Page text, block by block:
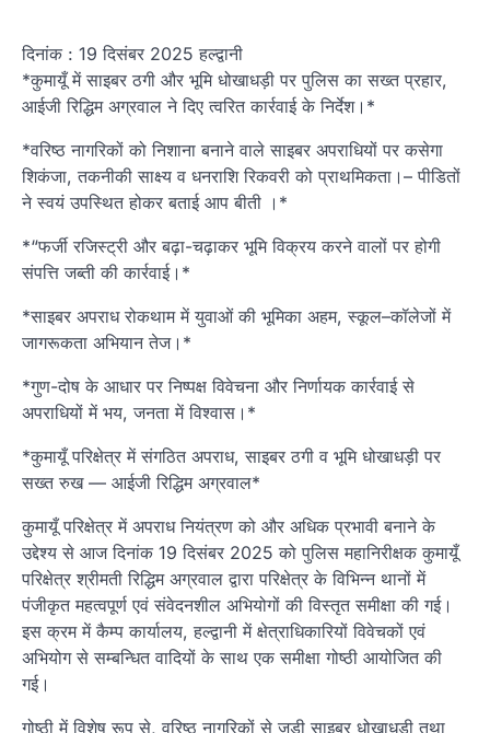
दिनांक : 19 दिसंबर 2025 हल्द्वानी
*कुमायूँ में साइबर ठगी और भूमि धोखाधड़ी पर पुलिस का सख्त प्रहार,
आईजी रिद्धिम अग्रवाल ने दिए त्वरित कार्रवाई के निर्देश।*
*वरिष्ठ नागरिकों को निशाना बनाने वाले साइबर अपराधियों पर कसेगा
शिकंजा, तकनीकी साक्ष्य व धनराशि रिकवरी को प्राथमिकता।– पीडितों
ने स्वयं उपस्थित होकर बताई आप बीती ।*
*“फर्जी रजिस्ट्री और बढ़ा-चढ़ाकर भूमि विक्रय करने वालों पर होगी
संपत्ति जब्ती की कार्रवाई।*
*साइबर अपराध रोकथाम में युवाओं की भूमिका अहम, स्कूल–कॉलेजों में
जागरूकता अभियान तेज।*
*गुण-दोष के आधार पर निष्पक्ष विवेचना और निर्णायक कार्रवाई से
अपराधियों में भय, जनता में विश्वास।*
*कुमायूँ परिक्षेत्र में संगठित अपराध, साइबर ठगी व भूमि धोखाधड़ी पर
सख्त रुख — आईजी रिद्धिम अग्रवाल*
कुमायूँ परिक्षेत्र में अपराध नियंत्रण को और अधिक प्रभावी बनाने के
उद्देश्य से आज दिनांक 19 दिसंबर 2025 को पुलिस महानिरीक्षक कुमायूँ
परिक्षेत्र श्रीमती रिद्धिम अग्रवाल द्वारा परिक्षेत्र के विभिन्न थानों में
पंजीकृत महत्वपूर्ण एवं संवेदनशील अभियोगों की विस्तृत समीक्षा की गई।
इस क्रम में कैम्प कार्यालय, हल्द्वानी में क्षेत्राधिकारियों विवेचकों एवं
अभियोग से सम्बन्धित वादियों के साथ एक समीक्षा गोष्ठी आयोजित की
गई।
गोष्ठी में विशेष रूप से, वरिष्ठ नागरिकों से जुड़ी साइबर धोखाधड़ी तथा